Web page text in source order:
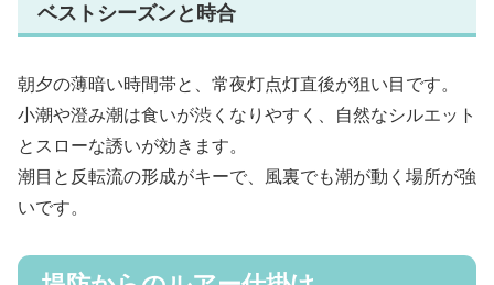
ベストシーズンと時合
朝夕の薄暗い時間帯と、常夜灯点灯直後が狙い目です。
小潮や澄み潮は食いが渋くなりやすく、自然なシルエット
とスローな誘いが効きます。
潮目と反転流の形成がキーで、風裏でも潮が動く場所が強
いです。